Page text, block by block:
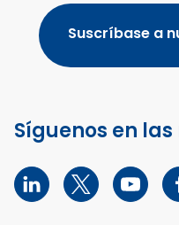
Suscríbase a
Síguenos en